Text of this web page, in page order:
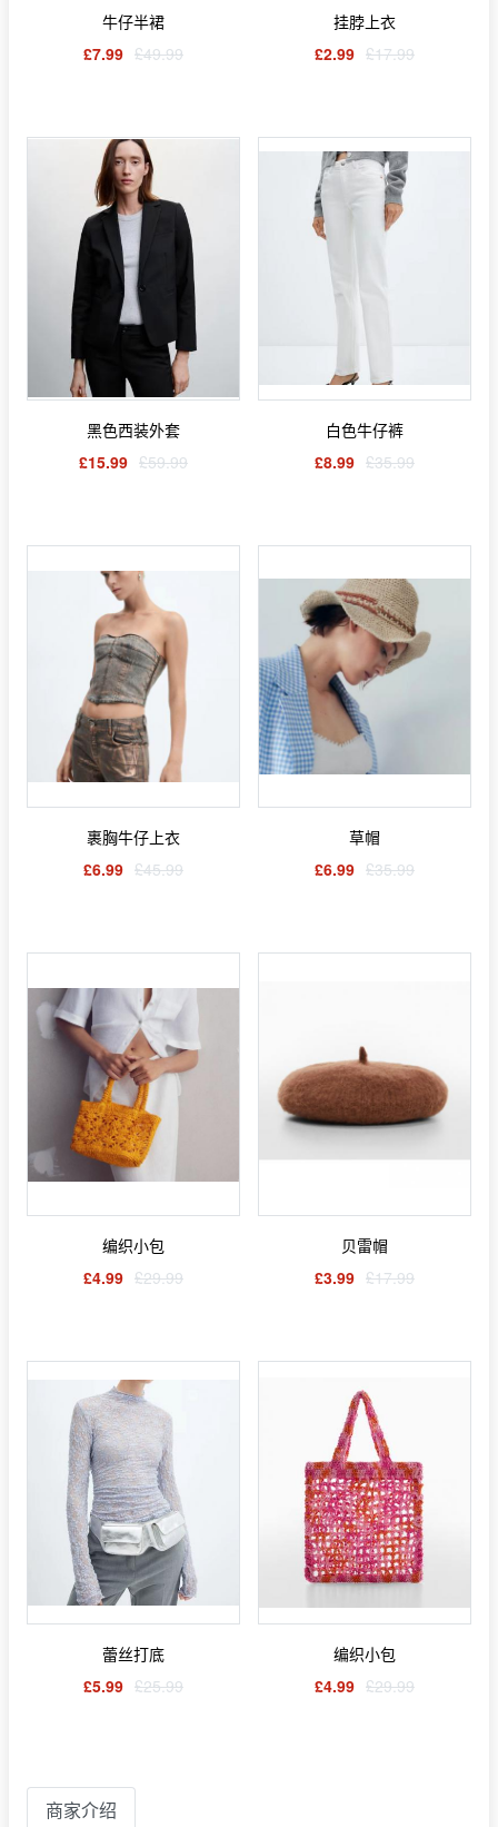
牛仔半裙
£7.99 £49.99
挂脖上衣
£2.99 £17.99
黑色西装外套
£15.99 £59.99
白色牛仔裤
£8.99 £35.99
裹胸牛仔上衣
£6.99 £45.99
草帽
£6.99 £35.99
编织小包
£4.99 £29.99
贝雷帽
£3.99 £17.99
蕾丝打底
£5.99 £25.99
编织小包
£4.99 £29.99
商家介绍